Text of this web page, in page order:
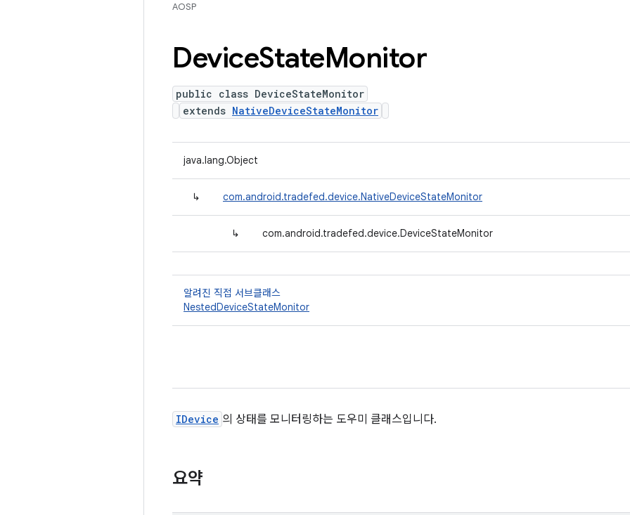
AOSP
DeviceStateMonitor
public class DeviceStateMonitor
extends NativeDeviceStateMonitor
java.lang.Object
↳ com.android.tradefed.device.NativeDeviceStateMonitor
↳ com.android.tradefed.device.DeviceStateMonitor
알려진 직접 서브클래스
NestedDeviceStateMonitor
IDevice 의 상태를 모니터링하는 도우미 클래스입니다.
요약